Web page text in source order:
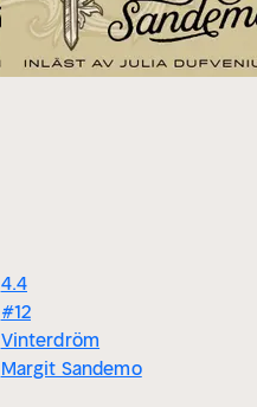
4.4
#12
Vinterdröm
Margit Sandemo